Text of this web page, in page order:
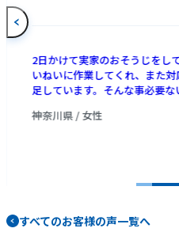
2日かけて実家のおそうじをし
いねいに作業してくれ、また
足しています。そんな事必要
した。ありがとうございました。
神奈川県 / 女性
すべてのお客様の声一覧へ